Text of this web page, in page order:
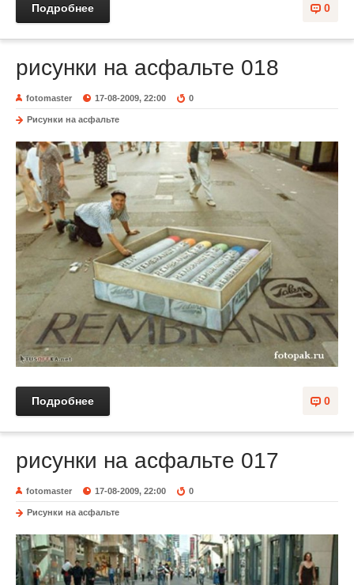
0
Подробнее
рисунки на асфальте 018
fotomaster 17-08-2009, 22:00 0
Рисунки на асфальте
0
Подробнее
рисунки на асфальте 017
fotomaster 17-08-2009, 22:00 0
Рисунки на асфальте